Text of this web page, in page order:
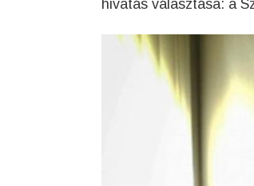
hivatás választása: a